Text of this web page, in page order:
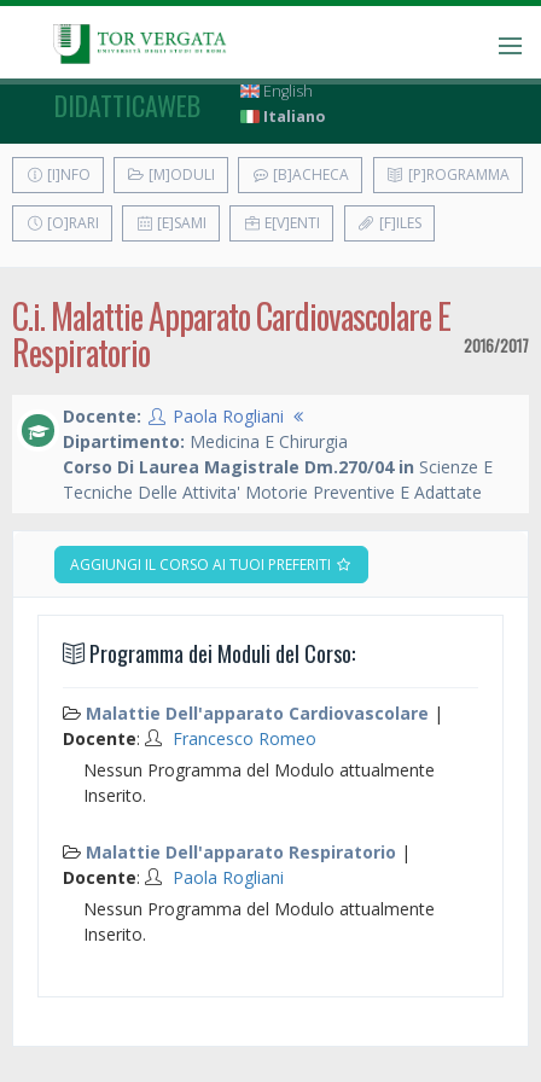
DIDATTICAWEB
English
Italiano
[I]NFO [M]ODULI [B]ACHECA [P]ROGRAMMA
[O]RARI [E]SAMI E[V]ENTI [F]ILES
C.i. Malattie Apparato Cardiovascolare E
Respiratorio 2016/2017
Docente:
Paola Rogliani
Dipartimento: Medicina E Chirurgia
Corso Di Laurea Magistrale Dm.270/04 in Scienze E
Tecniche Delle Attivita' Motorie Preventive E Adattate
AGGIUNGI IL CORSO AI TUOI PREFERITI
Programma dei Moduli del Corso:
Malattie Dell'apparato Cardiovascolare |
Docente:
Francesco Romeo
Nessun Programma del Modulo attualmente
Inserito.
Malattie Dell'apparato Respiratorio |
Docente:
Paola Rogliani
Nessun Programma del Modulo attualmente
Inserito.